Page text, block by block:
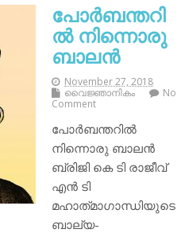
പോർബന്തറി
ൽ നിന്നൊരു
ബാലൻ
November 27, 2018
വൈജ്ഞാനികം
No
Comment
പോർബന്തറിൽ
നിന്നൊരു ബാലൻ
ബ്രിജി കെ ടി രാജീവ്
എൻ ടി
മഹാത്‌മാഗാന്ധിയുടെ
ബാല്യ-